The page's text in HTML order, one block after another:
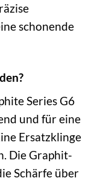
schonende
Series G6
und für eine
Ersatzklinge
Die Graphit-
Schärfe über